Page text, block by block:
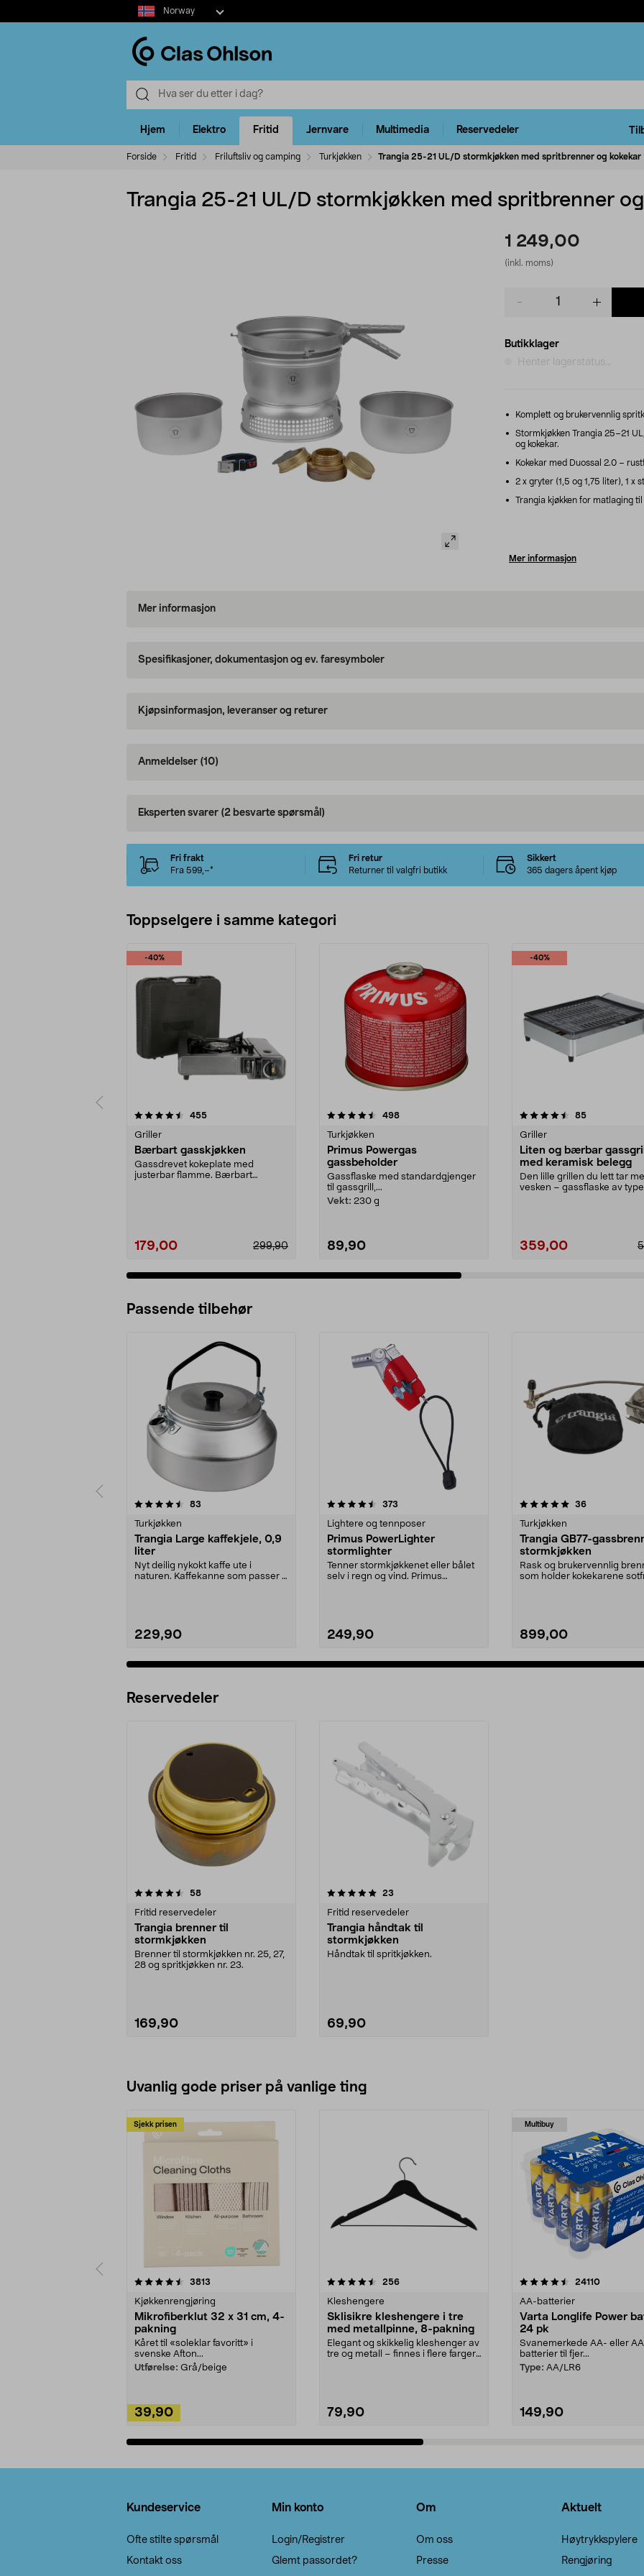
Select
market
Norway
Hjem Elektro Fritid Jernvare Multimedia Reservedeler
Forside Fritid Friluftsliv og camping Turkjøkken Trangia 25-21 UL/D stormkjøkken med spritbrenner og kokekar
Trangia 25-21 UL/D stormkjøkken med spritbrenner
1 249,00
(inkl. moms)
Butikklager
Henter lagerstatus...
Komplett og brukervennlig
Stormkjøkken Trangia 25–21
og kokekar.
Kokekar med Duossal 2.0 –
2 x gryter (1,5 og 1,75 liter), 1 x
Trangia kjøkken for matlaging
Mer informasjon
Mer informasjon
Spesifikasjoner, dokumentasjon og ev. faresymboler
Kjøpsinformasjon, leveranser og returer
Anmeldelser (10)
Eksperten svarer (2 besvarte spørsmål)
Fri frakt
Fra 599,–*
Fri retur
Returner til valgfri butikk
Sikkert
365 dagers åpent kjøp
Toppselgere i samme kategori
-40%
455anmeldelser
Griller
Bærbart gasskjøkken
Gassdrevet kokeplate med
justerbar flamme. Bærbart
179,00 299,90
4.5 av 5 stjerner 498anmeldelser
Turkjøkken
Primus Powergas
gassbeholder
Gassflaske med standardgjenger
til gassgrill,...
Vekt: 230 g
89,90
-40%
4.5 av 5 stjerner 85anmeldelser
Griller
Liten og bærbar gassgrill
med keramisk belegg
Den lille grillen du lett tar
vesken – gassflaske av
359,00
4.5 av 5 stjerner
Passende tilbehør
83
Turkjøkken
Trangia Large kaffekjele, 0,9
liter
Nyt deilig nykokt kaffe ute i
naturen. Kaffekanne som passer i
229,90
4.5av 5 stjerner 373
Lightere og tennposer
Primus PowerLighter
stormlighter
Tenner stormkjøkkenet eller bålet
selv i regn og vind. Primus
249,90
5.0av 5 stjerner 36anmeldelser
Turkjøkken
Trangia GB77-
stormkjøkken
Rask og brukervennlig
som holder kokekarene
899,00
4.5av 5 stjerner
Reservedeler
58anmeldelser
Fritid reservedeler
Trangia brenner til
stormkjøkken
Brenner til stormkjøkken nr. 25, 27,
28 og spritkjøkken nr. 23.
169,90
5.0av 5 stjerner 23
Fritid reservedeler
Trangia håndtak til
stormkjøkken
Håndtak til spritkjøkken.
69,90
Uvanlig gode priser på vanlige ting
Sjekk prisen
3813
Kjøkkenrengjøring
Mikrofiberklut 32 x 31 cm, 4-
pakning
Kåret til «soleklar favoritt» i
svenske Afton...
Utførelse: Grå/beige
39,90
4.5av 5 stjerner 256anmeldelser
Kleshengere
Sklisikre kleshengere i tre
med metallpinne, 8-pakning
Elegant og skikkelig kleshenger av
tre og metall – finnes i flere farger.
79,90
Multibuy
4.5av 5 stjerner 24110
AA-batterier
Varta Longlife Power
24 pk
Svanemerkede AA- eller
batterier til fjer...
Type: AA/LR6
149,90
4.5av 5 stjerner
Kundeservice
Ofte stilte spørsmål
Kontakt oss
Min konto
Login/Registrer
Glemt passordet?
Om
Om oss
Presse
Aktuelt
Høytrykkspylere
Rengjøring